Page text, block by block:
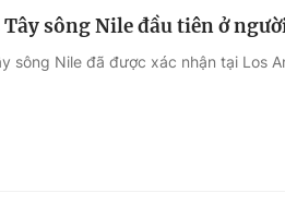
sông Nile đầu tiên ở
sông Nile đã được xác nhận tại Los